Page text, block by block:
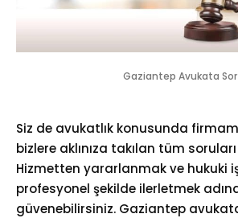
Gaziantep Avukata Sor
Siz de avukatlık konusunda
bizlere aklınıza takılan tüm
Hizmetten yararlanmak ve hukuki
profesyonel şekilde ilerletmek
güvenebilirsiniz. Gaziantep